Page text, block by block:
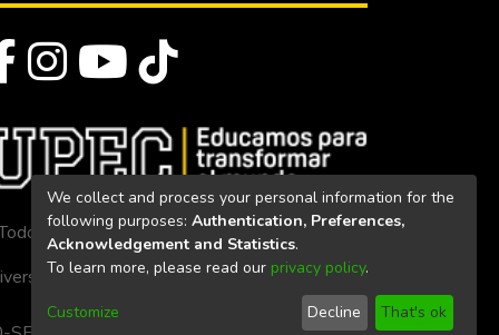
los derechos reservados 2023
Politécnica Estatal del Carchi
We collect and process your personal information for the
following purposes: Authentication, Preferences,
Acknowledgement and Statistics.
To learn more, please read our privacy policy.
Customize Decline That's ok